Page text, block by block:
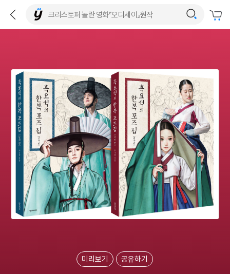
미리보기 공유하기